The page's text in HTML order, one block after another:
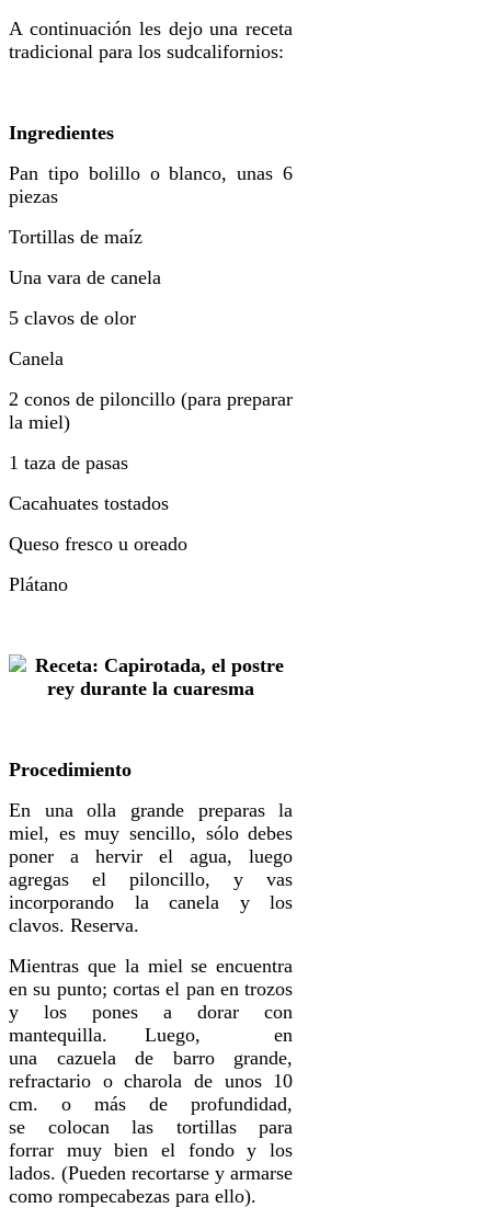
A continuación les dejo una receta
tradicional para los sudcalifornios:
Ingredientes
Pan tipo bolillo o blanco, unas 6
piezas
Tortillas de maíz
Una vara de canela
5 clavos de olor
Canela
2 conos de piloncillo (para preparar
la miel)
1 taza de pasas
Cacahuates tostados
Queso fresco u oreado
Plátano
Procedimiento
En una olla grande preparas la
miel, es muy sencillo, sólo debes
poner a hervir el agua, luego
agregas el piloncillo, y vas
incorporando la canela y los
clavos. Reserva.
Mientras que la miel se encuentra
en su punto; cortas el pan en trozos
y los pones a dorar con
mantequilla. Luego, en
una cazuela de barro grande,
refractario o charola de unos 10
cm. o más de profundidad,
se colocan las tortillas para
forrar muy bien el fondo y los
lados. (Pueden recortarse y armarse
como rompecabezas para ello).